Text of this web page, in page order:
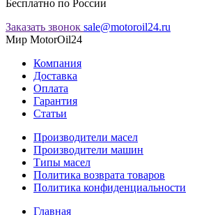
Бесплатно по России
Заказать звонок sale@motoroil24.ru
Мир MotorOil24
Компания
Доставка
Оплата
Гарантия
Статьи
Производители масел
Производители машин
Типы масел
Политика возврата товаров
Политика конфиденциальности
Главная